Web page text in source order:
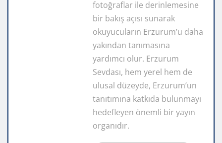
fotoğraflar ile derinlemesine
bir bakış açısı sunarak
okuyucuların Erzurum’u daha
yakından tanımasına
yardımcı olur. Erzurum
Sevdası, hem yerel hem de
ulusal düzeyde, Erzurum’un
tanıtımına katkıda bulunmayı
hedefleyen önemli bir yayın
organıdır.